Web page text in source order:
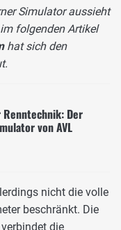
Simulator aussieht
folgenden Artikel
hat sich den
Renntechnik: Der
von AVL
nicht die volle
beschränkt. Die
die